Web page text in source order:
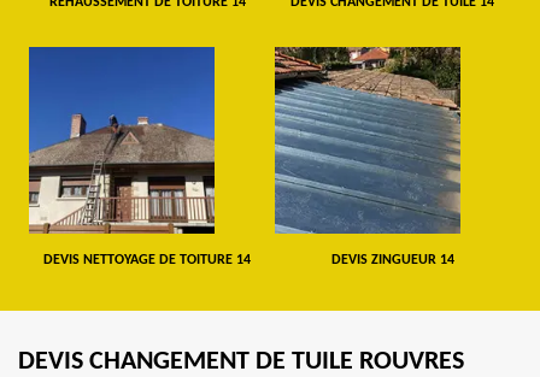
DEVIS NETTOYAGE DE TOITURE 14 DEVIS ZINGUEUR 14
DEVIS CHANGEMENT DE TUILE ROUVRES